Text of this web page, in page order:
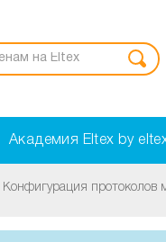
Академия Eltex by
Конфигурация протоколов